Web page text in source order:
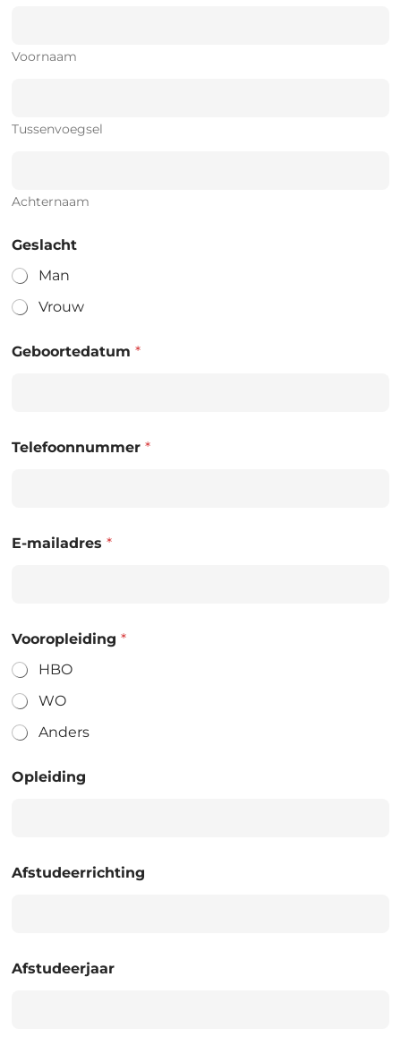
Voornaam
Tussenvoegsel
Achternaam
Geslacht
Man
Vrouw
Geboortedatum *
Telefoonnummer *
E-mailadres *
Vooropleiding *
HBO
WO
Anders
Opleiding
Afstudeerrichting
Afstudeerjaar